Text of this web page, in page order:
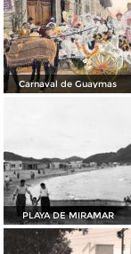
Carnaval de Guaymas
PLAYA DE MIRAMAR